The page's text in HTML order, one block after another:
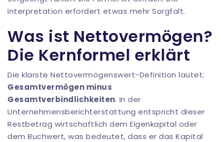
Interpretation erfordert etwas mehr Sorgfalt.
Was ist Nettovermögen?
Die Kernformel erklärt
Die klarste Nettovermögenswert-Definition lautet:
Gesamtvermögen minus
Gesamtverbindlichkeiten. In der
Unternehmensberichterstattung entspricht dieser
Restbetrag wirtschaftlich dem Eigenkapital oder
dem Buchwert, was bedeutet, dass er das Kapital